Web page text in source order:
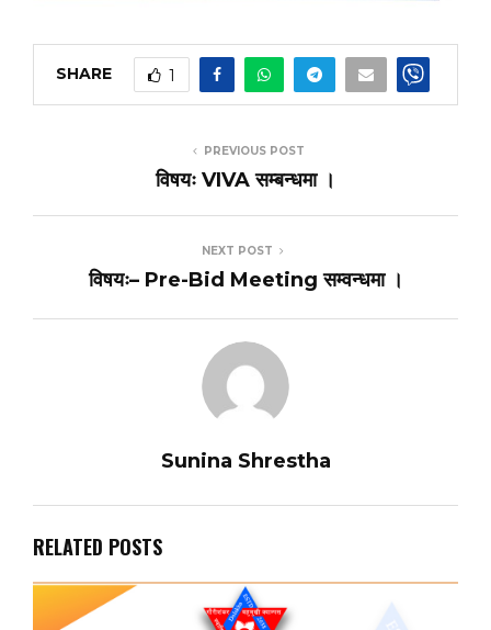
SHARE 1
PREVIOUS POST
विषयः VIVA सम्बन्धमा ।
NEXT POST
विषयः– Pre-Bid Meeting सम्वन्धमा ।
Sunina Shrestha
RELATED POSTS